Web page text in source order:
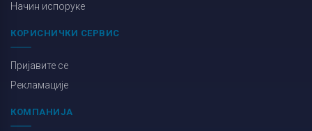
Начин испоруке
КОРИСНИЧКИ СЕРВИС
Пријавите се
Рекламације
КОМПАНИЈА